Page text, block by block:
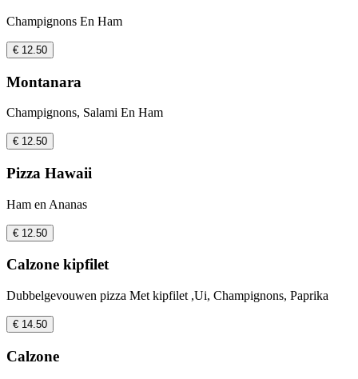
Champignons En Ham
€ 12.50
Montanara
Champignons, Salami En Ham
€ 12.50
Pizza Hawaii
Ham en Ananas
€ 12.50
Calzone kipfilet
Dubbelgevouwen pizza Met kipfilet ,Ui, Champignons, Paprika
€ 14.50
Calzone